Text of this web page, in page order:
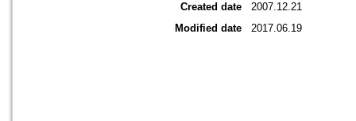
Created date
2007.12.21
Modified date
2017.06.19